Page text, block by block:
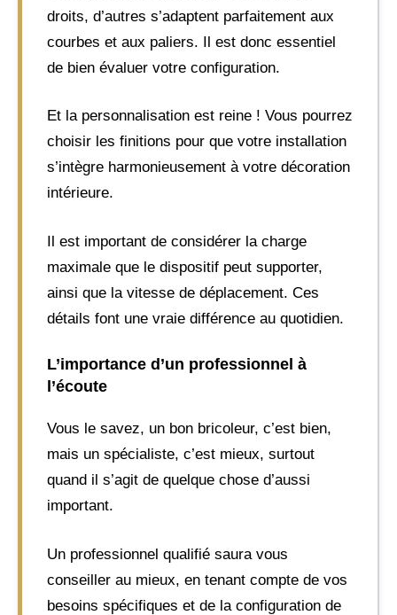
droits, d’autres s’adaptent parfaitement aux
courbes et aux paliers. Il est donc essentiel
de bien évaluer votre configuration.
Et la personnalisation est reine ! Vous pourrez
choisir les finitions pour que votre installation
s’intègre harmonieusement à votre décoration
intérieure.
Il est important de considérer la charge
maximale que le dispositif peut supporter,
ainsi que la vitesse de déplacement. Ces
détails font une vraie différence au quotidien.
L’importance d’un professionnel à
l’écoute
Vous le savez, un bon bricoleur, c’est bien,
mais un spécialiste, c’est mieux, surtout
quand il s’agit de quelque chose d’aussi
important.
Un professionnel qualifié saura vous
conseiller au mieux, en tenant compte de vos
besoins spécifiques et de la configuration de